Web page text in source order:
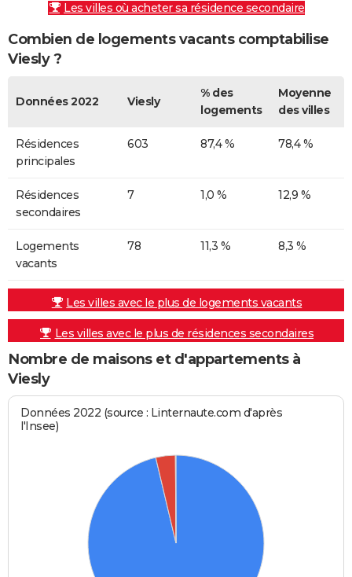
Les villes où acheter sa résidence secondaire
Combien de logements vacants comptabilise
Viesly ?
Données 2022 Viesly
% des
logements
Moyenne
des villes
Résidences
principales
603 87,4 % 78,4 %
Résidences
secondaires
7 1,0 % 12,9 %
Logements
vacants
78 11,3 % 8,3 %
Les villes avec le plus de logements vacants
Les villes avec le plus de résidences secondaires
Nombre de maisons et d'appartements à
Viesly
Données 2022 (source : Linternaute.com d'après
l'Insee)